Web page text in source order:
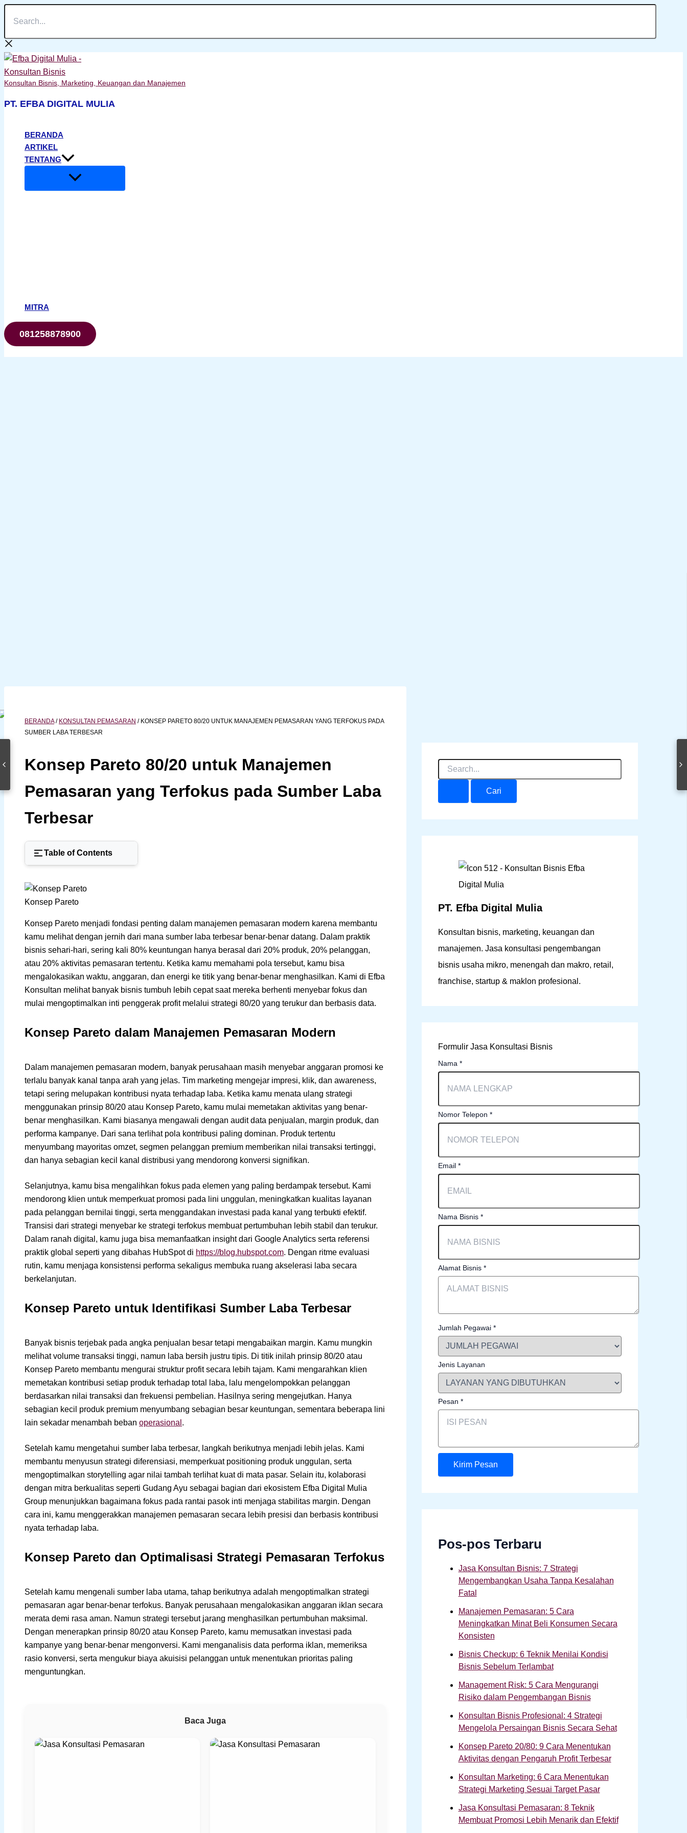
konten
Search...
Konsultan Bisnis, Marketing, Keuangan dan Manajemen
PT. EFBA DIGITAL MULIA
BERANDA
ARTIKEL
TENTANG
MITRA
081258878900
BERANDA/ KONSULTAN PEMASARAN / KONSEP PARETO 80/20 UNTUK MANAJEMEN PEMASARAN YANG TERFOKUS PADA
SUMBER LABA TERBESAR
Konsep Pareto 80/20 untuk Manajemen
Pemasaran yang Terfokus pada Sumber Laba
Terbesar
Table of Contents
Konsep Pareto
Konsep Pareto menjadi fondasi penting dalam manajemen pemasaran modern karena membantu
kamu melihat dengan jernih dari mana sumber laba terbesar benar-benar datang. Dalam praktik
bisnis sehari-hari, sering kali 80% keuntungan hanya berasal dari 20% produk, 20% pelanggan,
atau 20% aktivitas pemasaran tertentu. Ketika kamu memahami pola tersebut, kamu bisa
mengalokasikan waktu, anggaran, dan energi ke titik yang benar-benar menghasilkan. Kami di Efba
Konsultan melihat banyak bisnis tumbuh lebih cepat saat mereka berhenti menyebar fokus dan
mulai mengoptimalkan inti penggerak profit melalui strategi 80/20 yang terukur dan berbasis data.
Konsep Pareto dalam Manajemen Pemasaran Modern
Dalam manajemen pemasaran modern, banyak perusahaan masih menyebar anggaran promosi ke
terlalu banyak kanal tanpa arah yang jelas. Tim marketing mengejar impresi, klik, dan awareness,
tetapi sering melupakan kontribusi nyata terhadap laba. Ketika kamu menata ulang strategi
menggunakan prinsip 80/20 atau Konsep Pareto, kamu mulai memetakan aktivitas yang benar-
benar menghasilkan. Kami biasanya mengawali dengan audit data penjualan, margin produk, dan
performa kampanye. Dari sana terlihat pola kontribusi paling dominan. Produk tertentu
menyumbang mayoritas omzet, segmen pelanggan premium memberikan nilai transaksi tertinggi,
dan hanya sebagian kecil kanal distribusi yang mendorong konversi signifikan.
Selanjutnya, kamu bisa mengalihkan fokus pada elemen yang paling berdampak tersebut. Kami
mendorong klien untuk memperkuat promosi pada lini unggulan, meningkatkan kualitas layanan
pada pelanggan bernilai tinggi, serta menggandakan investasi pada kanal yang terbukti efektif.
Transisi dari strategi menyebar ke strategi terfokus membuat pertumbuhan lebih stabil dan terukur.
Dalam ranah digital, kamu juga bisa memanfaatkan insight dari Google Analytics serta referensi
praktik global seperti yang dibahas HubSpot di https://blog.hubspot.com. Dengan ritme evaluasi
rutin, kamu menjaga konsistensi performa sekaligus membuka ruang akselerasi laba secara
berkelanjutan.
Konsep Pareto untuk Identifikasi Sumber Laba Terbesar
Banyak bisnis terjebak pada angka penjualan besar tetapi mengabaikan margin. Kamu mungkin
melihat volume transaksi tinggi, namun laba bersih justru tipis. Di titik inilah prinsip 80/20 atau
Konsep Pareto membantu mengurai struktur profit secara lebih tajam. Kami mengarahkan klien
memetakan kontribusi setiap produk terhadap total laba, lalu mengelompokkan pelanggan
berdasarkan nilai transaksi dan frekuensi pembelian. Hasilnya sering mengejutkan. Hanya
sebagian kecil produk premium menyumbang sebagian besar keuntungan, sementara beberapa lini
lain sekadar menambah beban operasional .
Setelah kamu mengetahui sumber laba terbesar, langkah berikutnya menjadi lebih jelas. Kami
membantu menyusun strategi diferensiasi, memperkuat positioning produk unggulan, serta
mengoptimalkan storytelling agar nilai tambah terlihat kuat di mata pasar. Selain itu, kolaborasi
dengan mitra berkualitas seperti Gudang Ayu sebagai bagian dari ekosistem Efba Digital Mulia
Group menunjukkan bagaimana fokus pada rantai pasok inti menjaga stabilitas margin. Dengan
cara ini, kamu menggerakkan manajemen pemasaran secara lebih presisi dan berbasis kontribusi
nyata terhadap laba.
Konsep Pareto dan Optimalisasi Strategi Pemasaran Terfokus
Setelah kamu mengenali sumber laba utama, tahap berikutnya adalah mengoptimalkan strategi
pemasaran agar benar-benar terfokus. Banyak perusahaan mengalokasikan anggaran iklan secara
merata demi rasa aman. Namun strategi tersebut jarang menghasilkan pertumbuhan maksimal.
Dengan menerapkan prinsip 80/20 atau Konsep Pareto, kamu memusatkan investasi pada
kampanye yang benar-benar mengonversi. Kami menganalisis data performa iklan, memeriksa
rasio konversi, serta mengukur biaya akuisisi pelanggan untuk menentukan prioritas paling
menguntungkan.
Baca Juga
C
u
u
PT. Efba Digital Mulia
Konsultan bisnis, marketing, keuangan dan
manajemen. Jasa konsultasi pengembangan
bisnis usaha mikro, menengah dan makro, retail,
franchise, startup & maklon profesional.
Formulir Jasa Konsultasi Bisnis
Nama *
Nomor Telepon *
Email *
Nama Bisnis *
Alamat Bisnis *
Jumlah Pegawai *
Jenis Layanan
Pesan *
Kirim Pesan
Pos-pos Terbaru
Jasa Konsultan Bisnis: 7 Strategi
Mengembangkan Usaha Tanpa Kesalahan
Fatal
Manajemen Pemasaran: 5 Cara
Meningkatkan Minat Beli Konsumen Secara
Konsisten
Bisnis Checkup: 6 Teknik Menilai Kondisi
Bisnis Sebelum Terlambat
Management Risk: 5 Cara Mengurangi
Risiko dalam Pengembangan Bisnis
Konsultan Bisnis Profesional: 4 Strategi
Mengelola Persaingan Bisnis Secara Sehat
Konsep Pareto 20/80: 9 Cara Menentukan
Aktivitas dengan Pengaruh Profit Terbesar
Konsultan Marketing: 6 Cara Menentukan
Strategi Marketing Sesuai Target Pasar
Jasa Konsultasi Pemasaran: 8 Teknik
Membuat Promosi Lebih Menarik dan Efektif